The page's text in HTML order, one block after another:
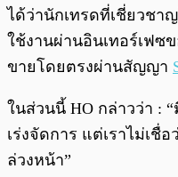
ได้ว่านักเทรดที่เชี่ยวชา
ใช้งานผ่านอินเทอร์เฟซ
ขายโดยตรงผ่านสัญญา
ในส่วนนี้ HO กล่าวว่า :
เร่งจัดการ แต่เราไม่เชื่
ล่วงหน้า”